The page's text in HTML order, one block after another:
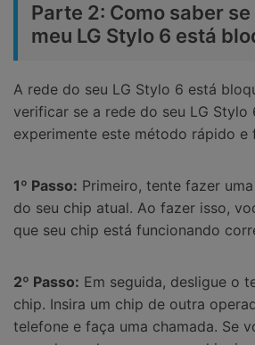
Parte 2: Como saber
meu LG Stylo 6 está
A rede do seu LG Stylo 6 está
verificar se a rede do seu LG Stylo
experimente este método rápido e
1º Passo: Primeiro, tente fazer
do seu chip atual. Ao fazer isso,
que seu chip está funcionando
2º Passo: Em seguida, desligue o
chip. Insira um chip de outra
telefone e faça uma chamada. Se